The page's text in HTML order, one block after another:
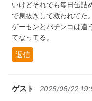
いけどそれでも毎日缶詰
で息抜きして救われてた。
ゲーセンとパチンコは違
てなってる。
返信
ゲスト 2025/06/22